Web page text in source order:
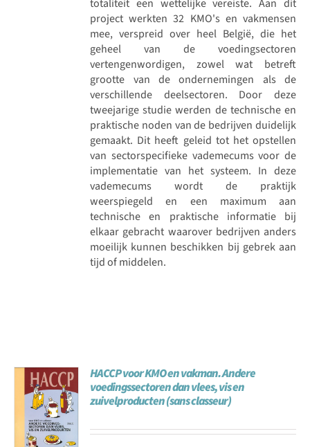
totaliteit een wettelijke vereiste. Aan dit
project werkten 32 KMO's en vakmensen
mee, verspreid over heel België, die het
geheel van de voedingsectoren
vertengenwordigen, zowel wat betreft
grootte van de ondernemingen als de
verschillende deelsectoren. Door deze
tweejarige studie werden de technische en
praktische noden van de bedrijven duidelijk
gemaakt. Dit heeft geleid tot het opstellen
van sectorspecifieke vademecums voor de
implementatie van het systeem. In deze
vademecums wordt de praktijk
weerspiegeld en een maximum aan
technische en praktische informatie bij
elkaar gebracht waarover bedrijven anders
moeilijk kunnen beschikken bij gebrek aan
tijd of middelen.
HACCP voor KMO en vakman. Andere
voedingssectoren dan vlees, vis en
zuivelproducten (sans classeur)